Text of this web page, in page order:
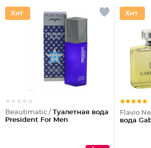
Beautimatic / Туалетная вода
President For Men
Flavio
вода